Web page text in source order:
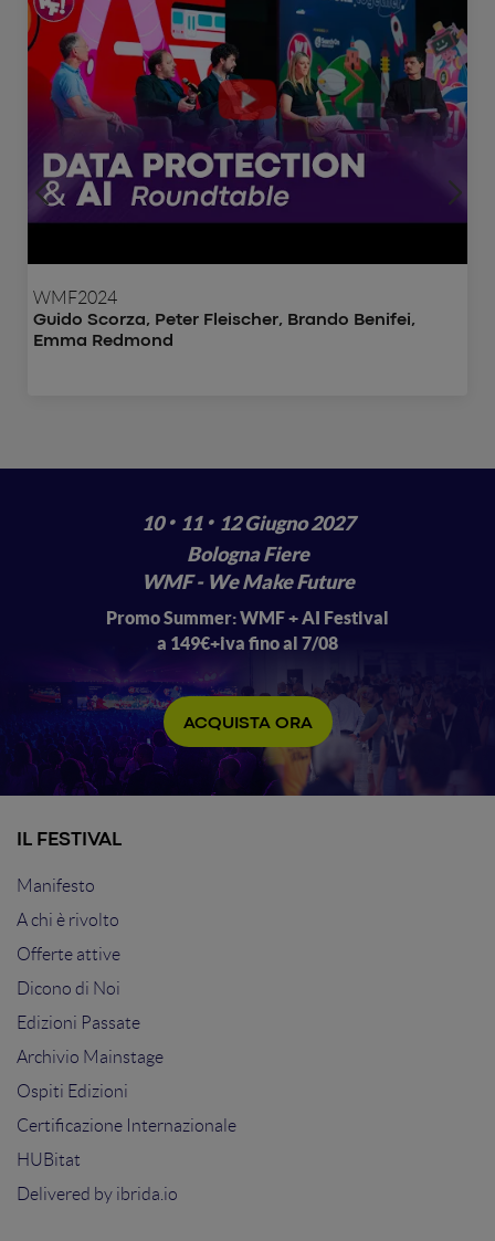
WMF2024
Guido Scorza, Peter Fleischer, Brando Benifei,
Emma Redmond
10· 11 · 12 Giugno 2027
Bologna Fiere
WMF - We Make Future
Promo Summer: WMF + AI Festival
a 149€+iva fino al 7/08
ACQUISTA ORA
IL FESTIVAL
Manifesto
A chi è rivolto
Offerte attive
Dicono di Noi
Edizioni Passate
Archivio Mainstage
Ospiti Edizioni
Certificazione Internazionale
HUBitat
Delivered by ibrida.io